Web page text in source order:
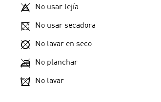
No usar lejía
No usar secadora
No lavar en seco
No planchar
No lavar